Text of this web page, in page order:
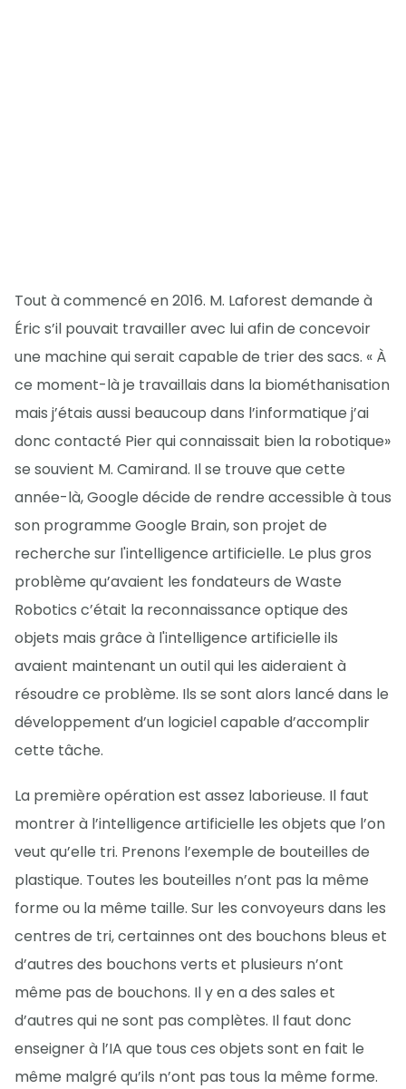
Tout à commencé en 2016. M. Laforest demande à
Éric s’il pouvait travailler avec lui afin de concevoir
une machine qui serait capable de trier des sacs. « À
ce moment-là je travaillais dans la biométhanisation
mais j’étais aussi beaucoup dans l’informatique j’ai
donc contacté Pier qui connaissait bien la robotique»
se souvient M. Camirand. Il se trouve que cette
année-là, Google décide de rendre accessible à tous
son programme Google Brain, son projet de
recherche sur l'intelligence artificielle. Le plus gros
problème qu’avaient les fondateurs de Waste
Robotics c’était la reconnaissance optique des
objets mais grâce à l'intelligence artificielle ils
avaient maintenant un outil qui les aideraient à
résoudre ce problème. Ils se sont alors lancé dans le
développement d’un logiciel capable d’accomplir
cette tâche.
La première opération est assez laborieuse. Il faut
montrer à l’intelligence artificielle les objets que l’on
veut qu’elle tri. Prenons l’exemple de bouteilles de
plastique. Toutes les bouteilles n’ont pas la même
forme ou la même taille. Sur les convoyeurs dans les
centres de tri, certainnes ont des bouchons bleus et
d’autres des bouchons verts et plusieurs n’ont
même pas de bouchons. Il y en a des sales et
d’autres qui ne sont pas complètes. Il faut donc
enseigner à l’IA que tous ces objets sont en fait le
même malgré qu’ils n’ont pas tous la même forme.